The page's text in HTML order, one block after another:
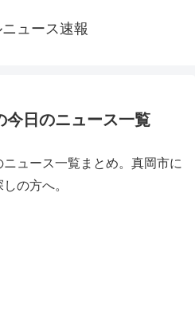
ュース速報
今日のニュース一覧
ュース一覧まとめ。真岡市に
の方へ。